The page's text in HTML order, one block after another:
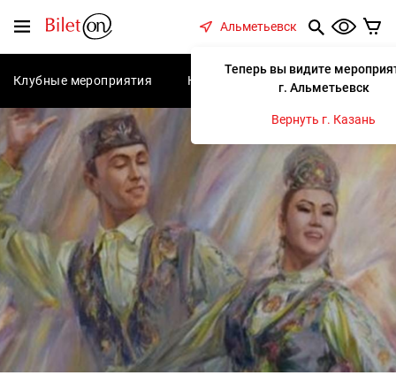
Меню
Альметьевск
Теперь вы видите
г. Альметьевск
Вернуть г. Казань
Клубные мероприятия Концерты Спектакли